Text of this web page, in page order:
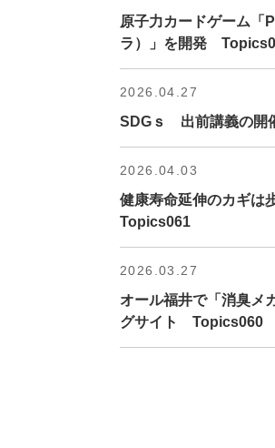
原子力カードゲーム「
ラ）」を開発
2026.04.27
SDGｓ 出前講義の開
2026.04.03
健康寿命延伸のカギは
Topics061
2026.03.27
オール福井で「消臭メ
グサイト Topics060